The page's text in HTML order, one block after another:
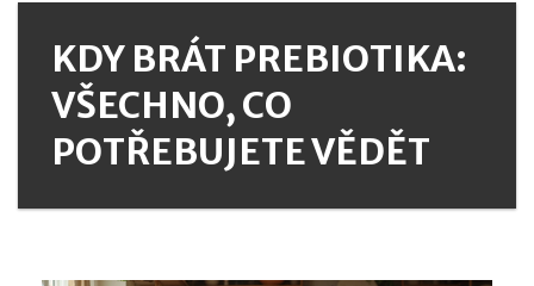
KDY BRÁT PREBIOTIKA:
VŠECHNO, CO
POTŘEBUJETE VĚDĚT